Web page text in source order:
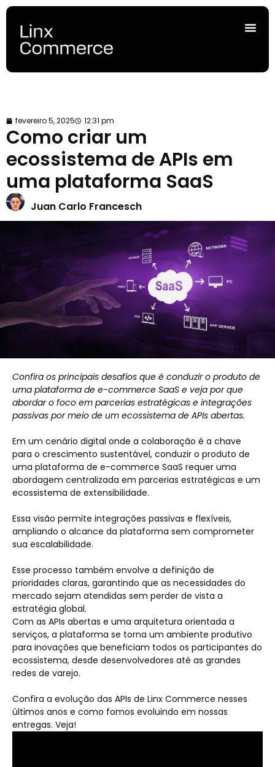
fevereiro 5, 2025 12:31 pm
Como criar um
ecossistema de APIs em
uma plataforma SaaS
Juan Carlo Francesch
Confira os principais desafios que é conduzir o produto de
uma plataforma de e-commerce SaaS e veja por que
abordar o foco em parcerias estratégicas e integrações
passivas por meio de um ecossistema de APIs abertas.
Em um cenário digital onde a colaboração é a chave
para o crescimento sustentável, conduzir o produto de
uma plataforma de e-commerce SaaS requer uma
abordagem centralizada em parcerias estratégicas e um
ecossistema de extensibilidade.
Essa visão permite integrações passivas e flexíveis,
ampliando o alcance da plataforma sem comprometer
sua escalabilidade.
Esse processo também envolve a definição de
prioridades claras, garantindo que as necessidades do
mercado sejam atendidas sem perder de vista a
estratégia global.
Com as APIs abertas e uma arquitetura orientada a
serviços, a plataforma se torna um ambiente produtivo
para inovações que beneficiam todos os participantes do
ecossistema, desde desenvolvedores até as grandes
redes de varejo.
Confira a evolução das APIs de Linx Commerce nesses
últimos anos e como fomos evoluindo em nossas
entregas. Veja!